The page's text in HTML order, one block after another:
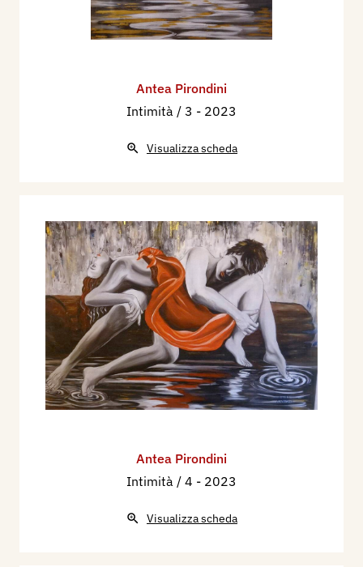
Antea Pirondini
Intimità / 3 - 2023
Visualizza scheda
Antea Pirondini
Intimità / 4 - 2023
Visualizza scheda